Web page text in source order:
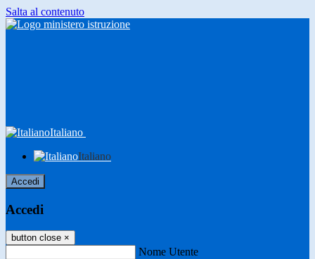
Salta al contenuto
Italiano
Italiano
Accedi
Accedi
button close ×
Nome Utente